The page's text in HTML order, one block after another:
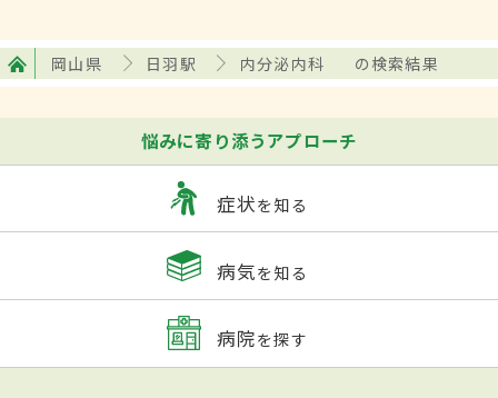
岡山県 日羽駅 内分泌内科 の検索結果
悩みに寄り添うアプローチ
症状を知る
病気を知る
病院を探す